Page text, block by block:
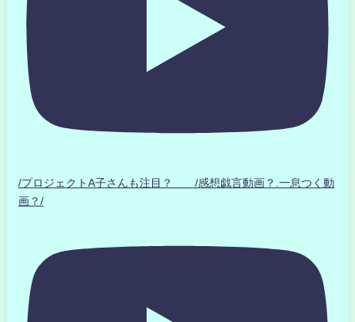
/プロジェクトA子さんも注目？ /感想戯言動画？.一息つく動
画？/